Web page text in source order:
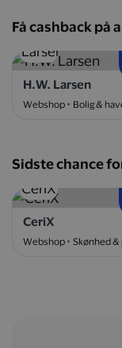
Få cashback på
H.W. Larsen
Webshop Bolig &
Sidste chance
CeriX
Webshop Skønhed &